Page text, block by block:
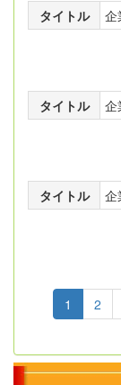
タイトル 企
タイトル 企
タイトル 企
1 2